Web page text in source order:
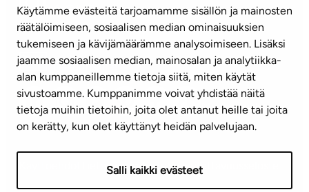
Käytämme evästeitä tarjoamamme sisällön ja mainosten
räätälöimiseen, sosiaalisen median ominaisuuksien
tukemiseen ja kävijämäärämme analysoimiseen. Lisäksi
jaamme sosiaalisen median, mainosalan ja analytiikka-
alan kumppaneillemme tietoja siitä, miten käytät
sivustoamme. Kumppanimme voivat yhdistää näitä
tietoja muihin tietoihin, joita olet antanut heille tai joita
on kerätty, kun olet käyttänyt heidän palvelujaan.
Salli kaikki evästeet
info@ta.fi
Tilaa uutiskirje
Mediapankki
TietosuojaselosteSaavutettavuusseloste